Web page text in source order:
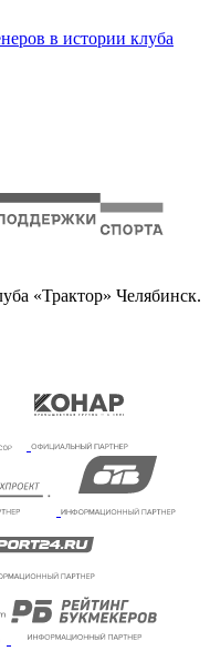
в истории клуба
«Трактор» Челябинск.